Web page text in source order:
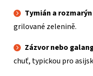
Tymián a rozmarýn
grilované zelenině.
Zázvor nebo
chuť, typickou pro